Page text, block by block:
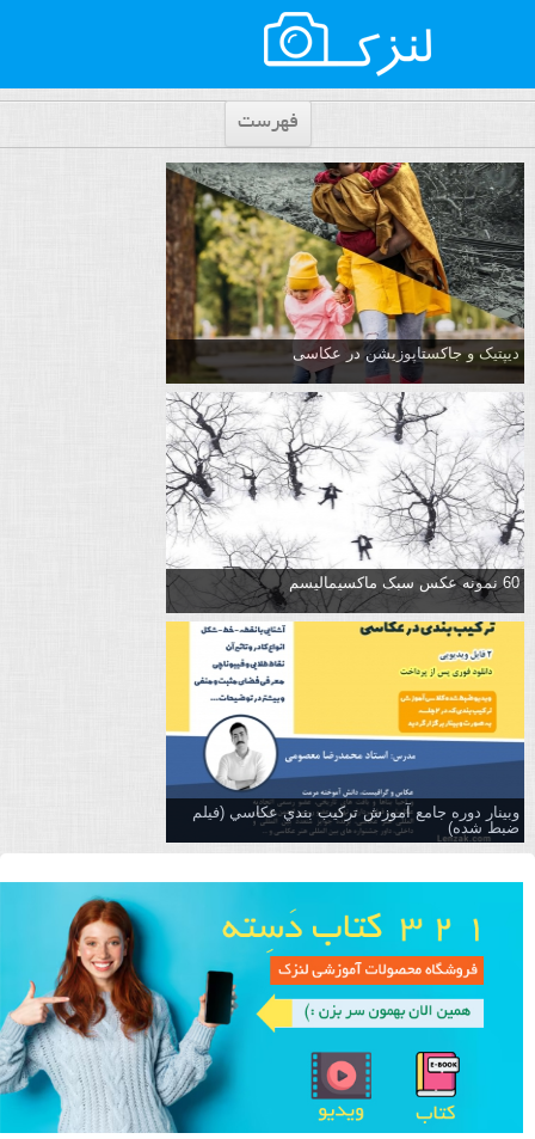
فهرست
دیپتیک و جاکستا‌پوزیشن در عکاسی
60 نمونه عکس سبک ماکسیمالیسم
وبینار دوره جامع آموزش تركيب بندي عكاسي (فیلم
ضبط شده)